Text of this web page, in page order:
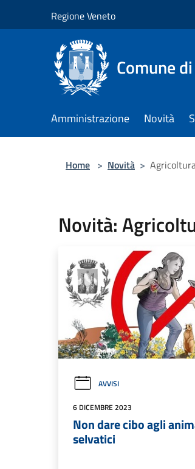
Regione Veneto
Comune
Amministrazione Novità
Home > Novità >
Novità:
AVVISI
6 DICEMBRE 2023
Non dare cibo agli
selvatici